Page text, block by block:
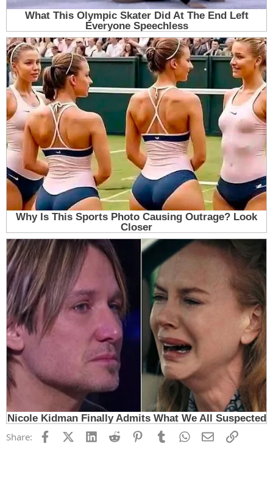
Share: FacebookX (Twitter)
LinkedInReddit PinterestTumblrWhatsApp
EmailLink